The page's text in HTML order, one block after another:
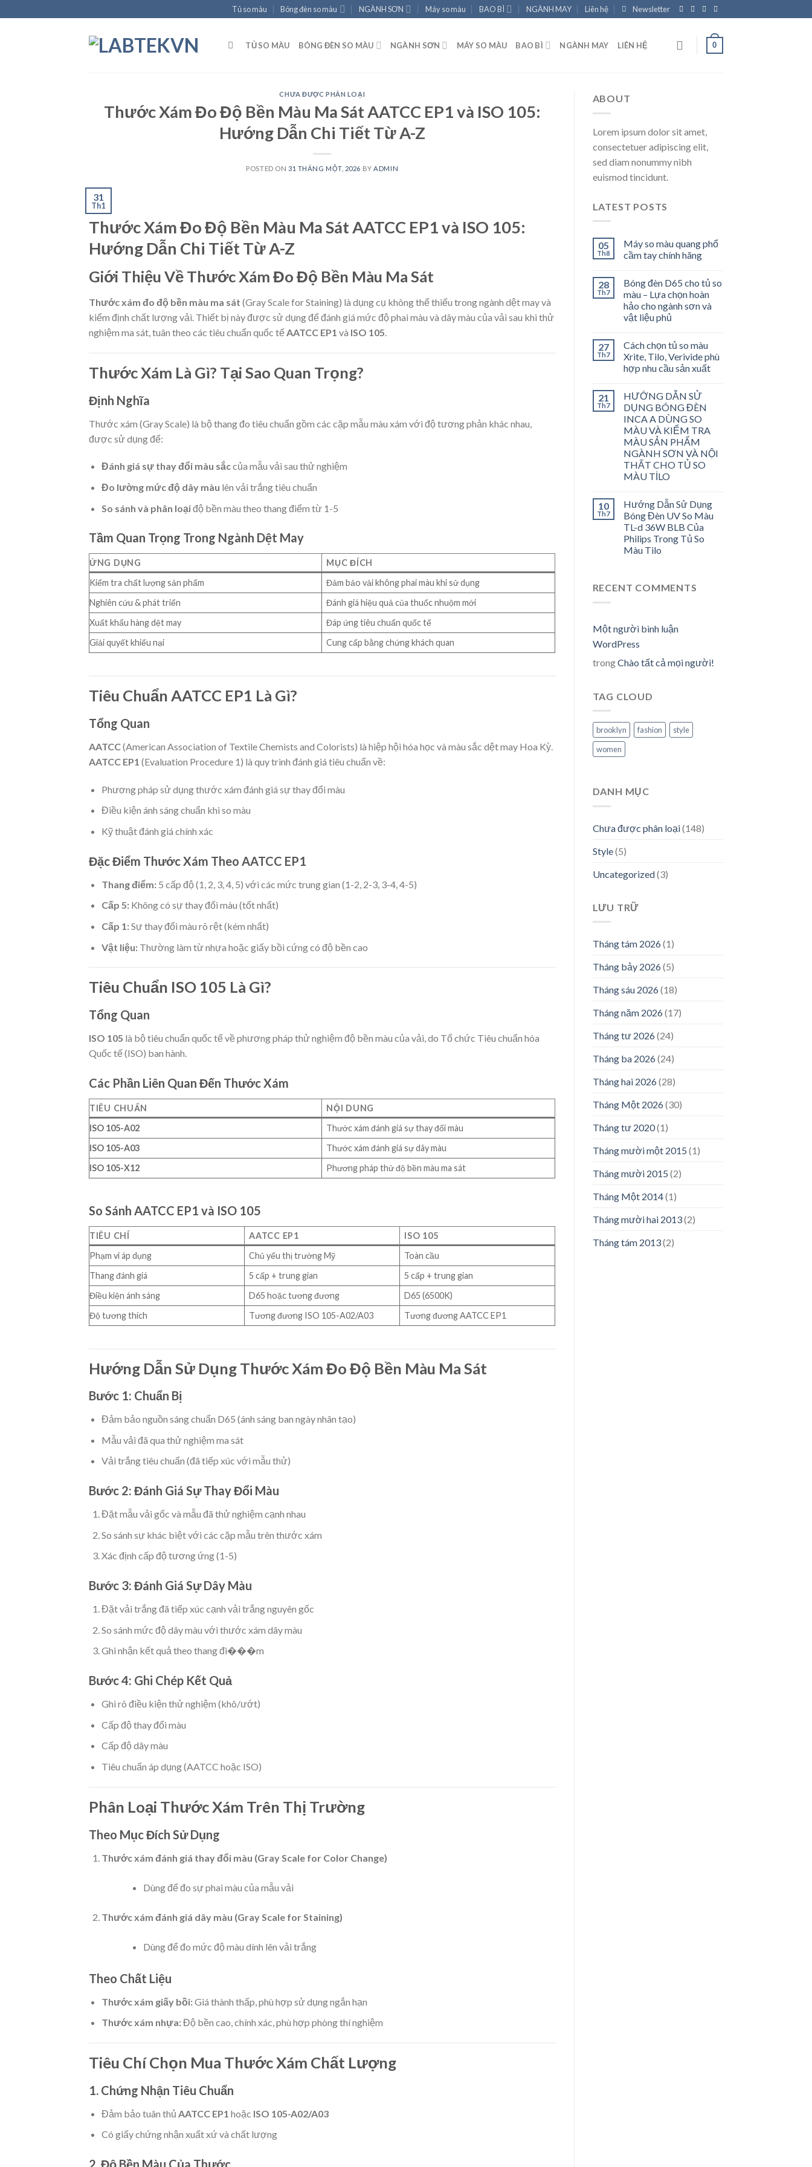
to
Tủ so màu Bóng đèn so màu NGÀNH SƠN Máy so màu BAO BÌ NGÀNH MAY Liên hệ Newsletter
TỦ SO MÀU BÓNG ĐÈN SO MÀU NGÀNH SƠN MÁY SO MÀU BAO BÌ NGÀNH MAY LIÊN HỆ 0
CHƯA ĐƯỢC PHÂN LOẠI
Thước Xám Đo Độ Bền Màu Ma Sát AATCC EP1 và ISO 105:
Hướng Dẫn Chi Tiết Từ A-Z
POSTED ON 31 THÁNG MỘT, 2026 BY ADMIN
31
Th1
Thước Xám Đo Độ Bền Màu Ma Sát AATCC EP1 và ISO 105:
Hướng Dẫn Chi Tiết Từ A-Z
Giới Thiệu Về Thước Xám Đo Độ Bền Màu Ma Sát
Thước xám đo độ bền màu ma sát (Gray Scale for Staining) là dụng cụ không thể thiếu trong ngành dệt may và
kiểm định chất lượng vải. Thiết bị này được sử dụng để đánh giá mức độ phai màu và dây màu của vải sau khi thử
nghiệm ma sát, tuân theo các tiêu chuẩn quốc tếAATCC EP1 và ISO 105.
Thước Xám Là Gì? Tại Sao Quan Trọng?
Định Nghĩa
Thước xám (Gray Scale) là bộ thang đo tiêu chuẩn gồm các cặp mẫu màu xám với độ tương phản khác nhau,
được sử dụng để:
Đánh giá sự thay đổi màu sắccủa mẫu vải sau thử nghiệm
Đo lường mức độ dây màu lên vải trắng tiêu chuẩn
So sánh và phân loạiđộ bền màu theo thang điểm từ 1-5
Tầm Quan Trọng Trong Ngành Dệt May
ỨNG DỤNG
MỤC ĐÍCH
Kiểm tra chất lượng sản phẩm
Đảm bảo vải không phai màu khi sử dụng
Nghiên cứu & phát triển
Đánh giá hiệu quả của thuốc nhuộm mới
Xuất khẩu hàng dệt may
Đáp ứng tiêu chuẩn quốc tế
Giải quyết khiếu nại
Cung cấp bằng chứng khách quan
Tiêu Chuẩn AATCC EP1 Là Gì?
Tổng Quan
AATCC(American Association of Textile Chemists and Colorists) là hiệp hội hóa học và màu sắc dệt may Hoa Kỳ.
AATCC EP1 (Evaluation Procedure 1) là quy trình đánh giá tiêu chuẩn về:
Phương pháp sử dụng thước xám đánh giá sự thay đổi màu
Điều kiện ánh sáng chuẩn khi so màu
Kỹ thuật đánh giá chính xác
Đặc Điểm Thước Xám Theo AATCC EP1
Thang điểm:5 cấp độ (1, 2, 3, 4, 5) với các mức trung gian (1-2, 2-3, 3-4, 4-5)
Cấp 5:Không có sự thay đổi màu (tốt nhất)
Cấp 1:Sự thay đổi màu rõ rệt (kém nhất)
Vật liệu:Thường làm từ nhựa hoặc giấy bồi cứng có độ bền cao
Tiêu Chuẩn ISO 105 Là Gì?
Tổng Quan
ISO 105 là bộ tiêu chuẩn quốc tế về phương pháp thử nghiệm độ bền màu của vải, do Tổ chức Tiêu chuẩn hóa
Quốc tế (ISO) ban hành.
Các Phần Liên Quan Đến Thước Xám
TIÊU CHUẨN
NỘI DUNG
ISO 105-A02
Thước xám đánh giá sự thay đổi màu
ISO 105-A03
Thước xám đánh giá sự dây màu
ISO 105-X12
Phương pháp thử độ bền màu ma sát
So Sánh AATCC EP1 và ISO 105
TIÊU CHÍ AATCC EP1
ISO 105
Phạm vi áp dụng
Chủ yếu thị trường Mỹ
Toàn cầu
Thang đánh giá
5 cấp + trung gian
5 cấp + trung gian
Điều kiện ánh sáng
D65 hoặc tương đương
D65 (6500K)
Độ tương thích
Tương đương ISO 105-A02/A03 Tương đương AATCC EP1
Hướng Dẫn Sử Dụng Thước Xám Đo Độ Bền Màu Ma Sát
Bước 1: Chuẩn Bị
Đảm bảo nguồn sáng chuẩn D65 (ánh sáng ban ngày nhân tạo)
Mẫu vải đã qua thử nghiệm ma sát
Vải trắng tiêu chuẩn (đã tiếp xúc với mẫu thử)
Bước 2: Đánh Giá Sự Thay Đổi Màu
Đặt mẫu vải gốc và mẫu đã thử nghiệm cạnh nhau
So sánh sự khác biệt với các cặp mẫu trên thước xám
Xác định cấp độ tương ứng (1-5)
Bước 3: Đánh Giá Sự Dây Màu
Đặt vải trắng đã tiếp xúc cạnh vải trắng nguyên gốc
So sánh mức độ dây màu với thước xám dây màu
Ghi nhận kết quả theo thang đi���m
Bước 4: Ghi Chép Kết Quả
Ghi rõ điều kiện thử nghiệm (khô/ướt)
Cấp độ thay đổi màu
Cấp độ dây màu
Tiêu chuẩn áp dụng (AATCC hoặc ISO)
Phân Loại Thước Xám Trên Thị Trường
Theo Mục Đích Sử Dụng
Thước xám đánh giá thay đổi màu (Gray Scale for Color Change)
Dùng để đo sự phai màu của mẫu vải
Thước xám đánh giá dây màu (Gray Scale for Staining)
Dùng để đo mức độ màu dính lên vải trắng
Theo Chất Liệu
Thước xám giấy bồi:Giá thành thấp, phù hợp sử dụng ngắn hạn
Thước xám nhựa:Độ bền cao, chính xác, phù hợp phòng thí nghiệm
Tiêu Chí Chọn Mua Thước Xám Chất Lượng
1. Chứng Nhận Tiêu Chuẩn
Đảm bảo tuân thủ AATCC EP1 hoặc ISO 105-A02/A03
Có giấy chứng nhận xuất xứ và chất lượng
ABOUT
Lorem ipsum dolor sit amet,
consectetuer adipiscing elit,
sed diam nonummy nibh
euismod tincidunt.
LATEST POSTS
05
Th8
Máy so màu quang phổ
cầm tay chính hãng
28
Th7
Bóng đèn D65 cho tủ so
màu – Lựa chọn hoàn
hảo cho ngành sơn và
vật liệu phủ
27
Th7
Cách chọn tủ so màu
Xrite, Tilo, Verivide phù
hợp nhu cầu sản xuất
21
Th7
HƯỚNG DẪN SỬ
DỤNG BÓNG ĐÈN
INCA A DÙNG SO
MÀU VÀ KIỂM TRA
MÀU SẢN PHẨM
NGÀNH SƠN VÀ NỘI
THẤT CHO TỦ SO
MÀU TİLO
10
Th7
Hướng Dẫn Sử Dụng
Bóng Đèn UV So Màu
TL-d 36W BLB Của
Philips Trong Tủ So
Màu Tilo
RECENT COMMENTS
Một người bình luận
WordPress
trongChào tất cả mọi người!
TAG CLOUD
brooklyn fashion
style
women
DANH MỤC
Chưa được phân loại(148)
Style(5)
Uncategorized(3)
LƯU TRỮ
Tháng tám 2026(1)
Tháng bảy 2026(5)
Tháng sáu 2026(18)
Tháng năm 2026(17)
Tháng tư 2026(24)
Tháng ba 2026(24)
Tháng hai 2026(28)
Tháng Một 2026(30)
Tháng tư 2020(1)
Tháng mười một 2015 (1)
Tháng mười 2015 (2)
Tháng Một 2014(1)
Tháng mười hai 2013(2)
Tháng tám 2013(2)